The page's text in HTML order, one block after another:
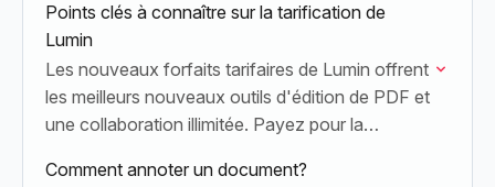
Points clés à connaître sur la tarification de
Lumin
Les nouveaux forfaits tarifaires de Lumin offrent
les meilleurs nouveaux outils d'édition de PDF et
une collaboration illimitée. Payez pour la
Comment annoter un document?